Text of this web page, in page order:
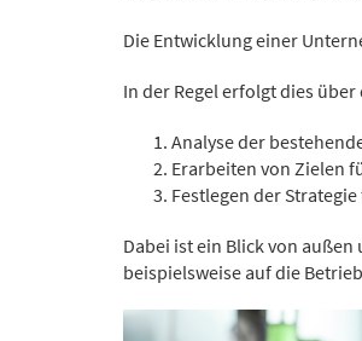
Die Entwicklung einer
In der Regel erfolgt dies
Analyse der
Erarbeiten von Zielen
Festlegen der
Dabei ist ein Blick von
beispielsweise auf die